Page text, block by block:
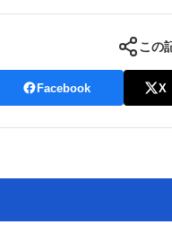
この
Facebook X